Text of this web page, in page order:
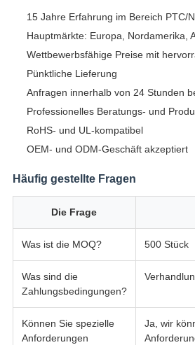
15 Jahre Erfahrung im Bereich PTC/
Hauptmärkte: Europa, Nordamerika,
Wettbewerbsfähige Preise mit
Pünktliche Lieferung
Anfragen innerhalb von 24 Stunden
Professionelles Beratungs- und
RoHS- und UL-kompatibel
OEM- und ODM-Geschäft akzeptiert
Häufig gestellte Fragen
Die Frage
Was ist die MOQ? 500 Stück
Was sind die
Zahlungsbedingungen?
Können Sie spezielle
Anforderungen
Ja, wir